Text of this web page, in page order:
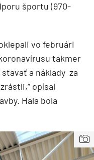
športu (970-
vo februári
takmer
a náklady za
opísal
Hala bola